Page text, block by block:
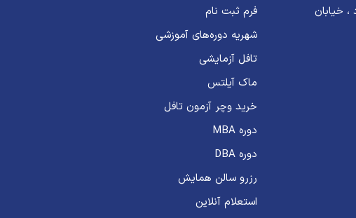
، خیابان
فرم ثبت نام
شهریه دوره‌های آموزشی
تافل آزمایشی
ماک آیلتس
خرید وچر آزمون تافل
دوره MBA
دوره DBA
رزرو سالن همایش
استعلام آنلاین